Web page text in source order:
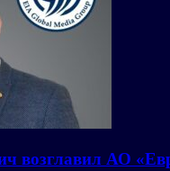
возглавил АО